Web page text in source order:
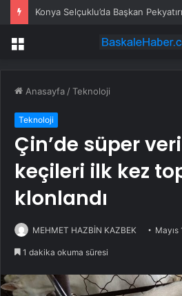
Konya Selçuklu’da Başkan
Menü
Anasayfa /Teknoloji
Teknoloji
Çin’de süper
keçileri ilk kez
klonlandı
MEHMET HAZBİN KAZBEK Mayıs
1 dakika okuma süresi